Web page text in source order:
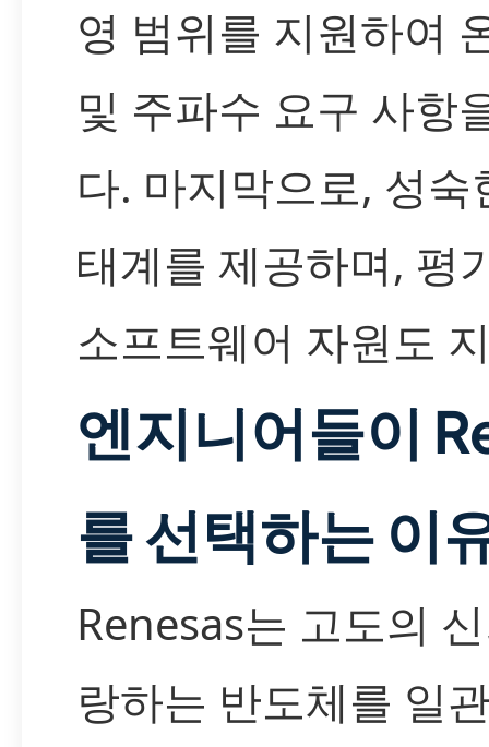
영 범위를 지원하여
및 주파수 요구 사항
다. 마지막으로, 성숙
태계를 제공하며, 평
소프트웨어 자원도
엔지니어들이
를 선택하는 이
Renesas는 고도의
랑하는 반도체를 일